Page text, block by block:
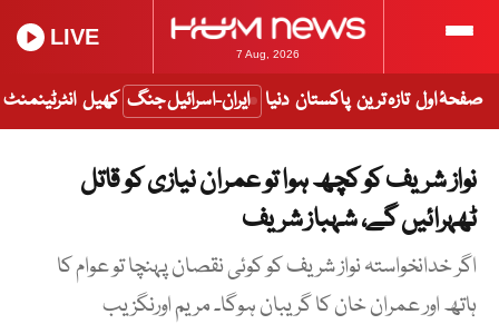
7 Aug, 2026
LIVE
صفحۂ اول تازہ ترین پاکستان دنیا ایران-اسرائیل جنگ کھیل انٹرٹینمنٹ
نواز شریف کو کچھ ہوا تو عمران نیازی کو قاتل
ٹھہرائیں گے، شہباز شریف
اگر خدانخواستہ نواز شریف کو کوئی نقصان پہنچا تو عوام کا
ہاتھ اور عمران خان کا گریبان ہوگا۔ مریم اورنگزیب